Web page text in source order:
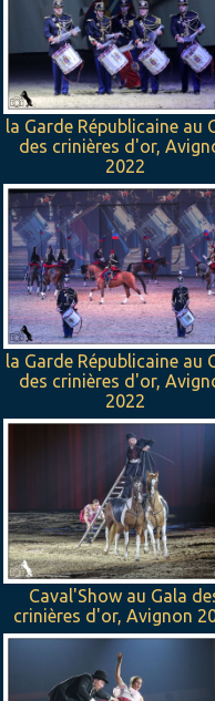
la Garde Républicaine au
des crinières d'or,
2022
la Garde Républicaine au
des crinières d'or,
2022
Caval'Show au Gala
crinières d'or, Avignon